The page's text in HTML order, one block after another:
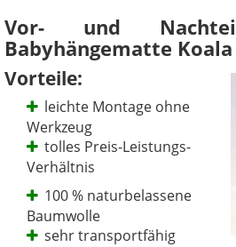
Vor- und
Babyhängematte Koala
Vorteile:
leichte Montage ohne
Werkzeug
tolles Preis-Leistungs-
Verhältnis
100 % naturbelassene
Baumwolle
sehr transportfähig